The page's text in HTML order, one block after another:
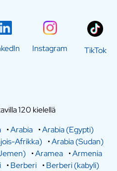
Instagram TikTok
120 kielellä
•Arabia •Arabia (Egypti)
Afrikka) •Arabia (Sudan)
•Aramea •Armenia
•Berberi •Berberi (kabyli)